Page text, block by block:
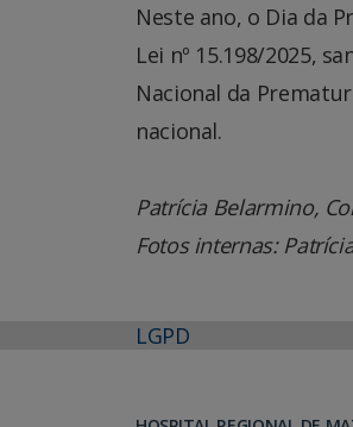
Neste ano, o Dia da
Lei nº 15.198/2025,
Nacional da
nacional.
Patrícia Belarmino,
Fotos internas:
LGPD